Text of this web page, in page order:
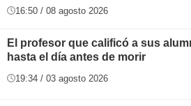
16:50 / 08 agosto 2026
El profesor que calificó a sus
hasta el día antes de morir
19:34 / 03 agosto 2026